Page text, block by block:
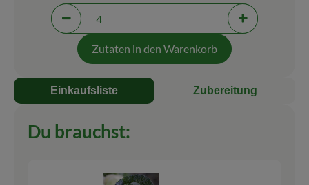
Portionen verringern (aktuell 4 PortionenPortionen
Zutaten in den Warenkorb
Einkaufsliste Zubereitung
Du brauchst: